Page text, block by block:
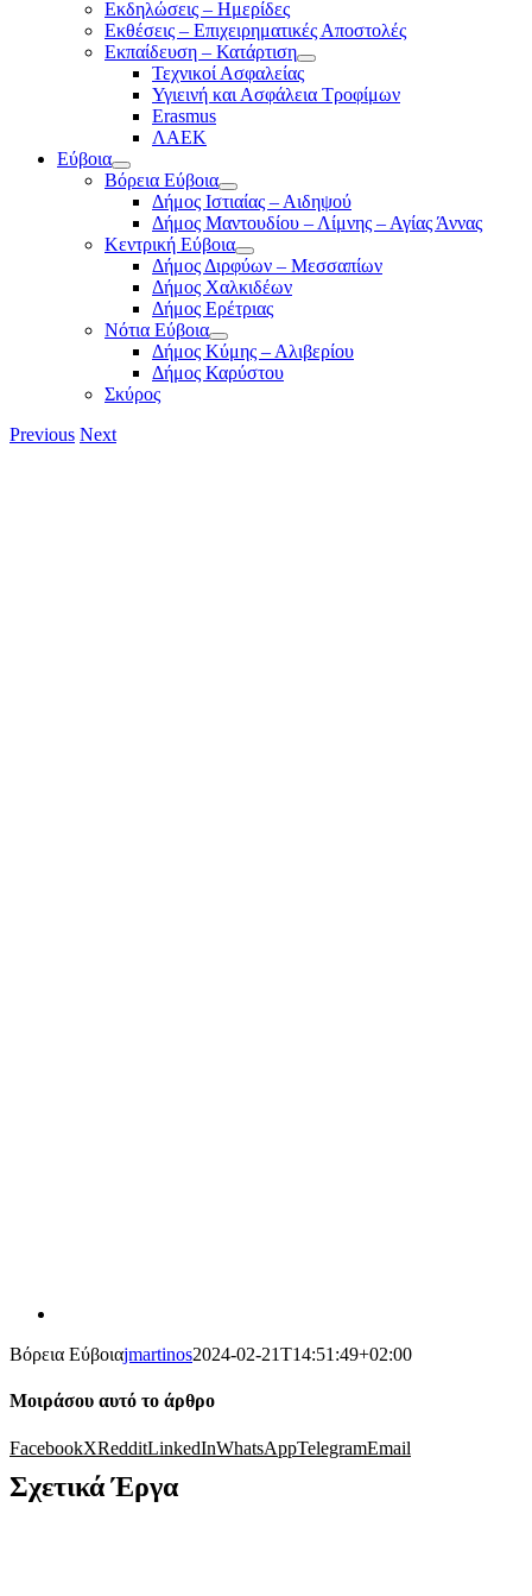
Εκδηλώσεις – Ημερίδες
Εκθέσεις – Επιχειρηματικές Αποστολές
Εκπαίδευση – Κατάρτιση
Τεχνικοί Ασφαλείας
Υγιεινή και Ασφάλεια Τροφίμων
Erasmus
ΛΑΕΚ
Εύβοια
Βόρεια Εύβοια
Δήμος Ιστιαίας – Αιδηψού
Δήμος Μαντουδίου – Λίμνης – Αγίας Άννας
Κεντρική Εύβοια
Δήμος Διρφύων – Μεσσαπίων
Δήμος Χαλκιδέων
Δήμος Ερέτριας
Νότια Εύβοια
Δήμος Κύμης – Αλιβερίου
Δήμος Καρύστου
Σκύρος
Previous Next
Βόρεια Εύβοιαjmartinos2024-02-21T14:51:49+02:00
Μοιράσου αυτό το άρθρο
FacebookXRedditLinkedInWhatsAppTelegramEmail
Σχετικά Έργα